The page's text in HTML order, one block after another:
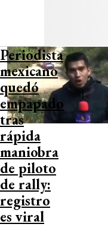
Periodista
mexicano
quedó
empapado
tras
rápida
maniobra
de piloto
de rally:
registro
es viral